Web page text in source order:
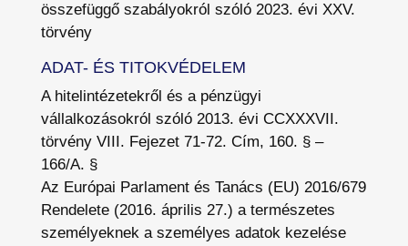
összefüggő szabályokról szóló 2023. évi XXV.
törvény
ADAT- ÉS TITOKVÉDELEM
A hitelintézetekről és a pénzügyi
vállalkozásokról szóló 2013. évi CCXXXVII.
törvény VIII. Fejezet 71-72. Cím, 160. § –
166/A. §
Az Európai Parlament és Tanács (EU) 2016/679
Rendelete (2016. április 27.) a természetes
személyeknek a személyes adatok kezelése